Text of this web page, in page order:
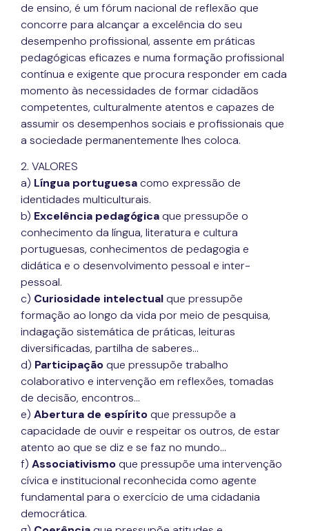
de ensino, é um fórum nacional de reflexão que
concorre para alcançar a excelência do seu
desempenho profissional, assente em práticas
pedagógicas eficazes e numa formação profissional
contínua e exigente que procura responder em cada
momento às necessidades de formar cidadãos
competentes, culturalmente atentos e capazes de
assumir os desempenhos sociais e profissionais que
a sociedade permanentemente lhes coloca.
2. VALORES
a) Língua portuguesacomo expressão de
identidades multiculturais.
b) Excelência pedagógicaque pressupõe o
conhecimento da língua, literatura e cultura
portuguesas, conhecimentos de pedagogia e
didática e o desenvolvimento pessoal e inter-
pessoal.
c) Curiosidade intelectualque pressupõe
formação ao longo da vida por meio de pesquisa,
indagação sistemática de práticas, leituras
diversificadas, partilha de saberes…
d) Participaçãoque pressupõe trabalho
colaborativo e intervenção em reflexões, tomadas
de decisão, encontros…
e) Abertura de espíritoque pressupõe a
capacidade de ouvir e respeitar os outros, de estar
atento ao que se diz e se faz no mundo…
f) Associativismoque pressupõe uma intervenção
cívica e institucional reconhecida como agente
fundamental para o exercício de uma cidadania
democrática.